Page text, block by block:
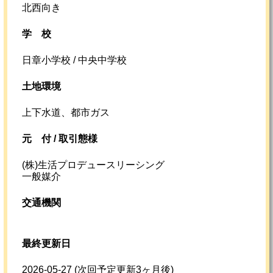
北西向き
学校
日章小学校 / 中央中学校
土地環境
上下水道、都市ガス
元 付 /取引態様
(株)生活プロデュースリーシング
一般媒介
交通機関
最終更新日
2026-05-27 (次回予定更新3ヶ月後)